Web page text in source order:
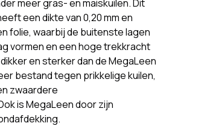
meer gras- en maiskuilen. Dit
een dikte van 0,20 mm en
folie, waarbij de buitenste lagen
vormen en een hoge trekkracht
en sterker dan de MegaLeen
bestand tegen prikkelige kuilen,
zwaardere
is MegaLeen door zijn